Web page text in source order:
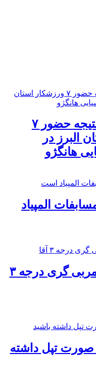
۲ مدال برنز نتیجه حضور ۷
البرز در
هانگژو
المپیاد
کلاس تئوری مربی گری درجه ۳
صورت تپل داشته